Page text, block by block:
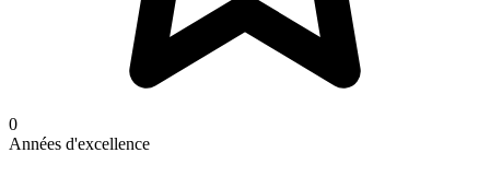
0
Années d'excellence